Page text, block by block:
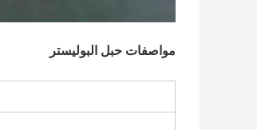
مواصفات حبل البوليستر